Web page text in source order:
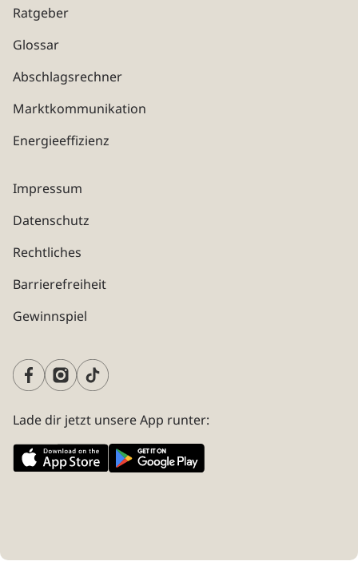
Ratgeber
Glossar
Abschlagsrechner
Marktkommunikation
Energieeffizienz
Impressum
Datenschutz
Rechtliches
Barrierefreiheit
Gewinnspiel
Lade dir jetzt unsere App runter: